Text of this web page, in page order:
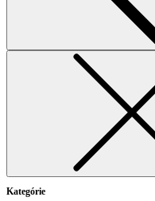
Kategórie